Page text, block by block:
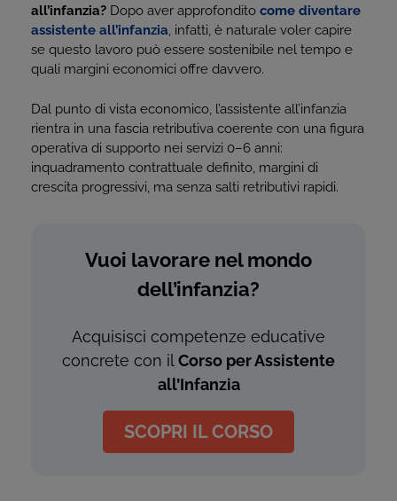
all’infanzia? Dopo aver approfondito come diventare
assistente all’infanzia, infatti, è naturale voler capire
se questo lavoro può essere sostenibile nel tempo e
quali margini economici offre davvero.
Dal punto di vista economico, l’assistente all’infanzia
rientra in una fascia retributiva coerente con una figura
operativa di supporto nei servizi 0–6 anni:
inquadramento contrattuale definito, margini di
crescita progressivi, ma senza salti retributivi rapidi.
Vuoi lavorare nel mondo
dell’infanzia?
Acquisisci competenze educative
concrete con il Corso per Assistente
all’Infanzia
SCOPRI IL CORSO